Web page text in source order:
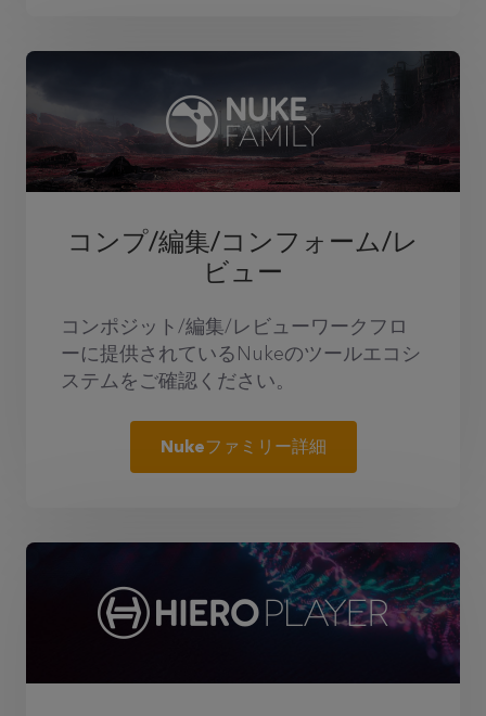
コンプ/編集/コンフォーム/レ
ビュー
コンポジット/編集/レビューワークフロ
ーに提供されているNukeのツールエコシ
ステムをご確認ください。
Nukeファミリー詳細